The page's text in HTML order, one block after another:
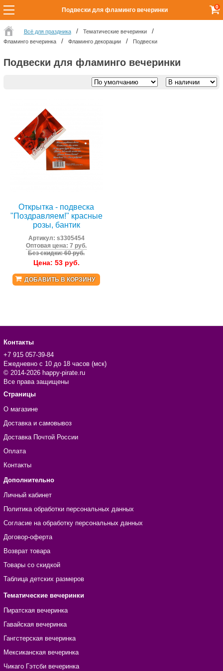
Всё для праздника
Тематические вечеринки
Фламинго вечеринка
Фламинго декорации Подвески
Подвески для фламинго вечеринки
Открытка - подвеска
"Поздравляем!" красные
розы, бантик
Артикул: s3305454
Оптовая цена: 7 руб.
Без скидки: 60 руб.
Цена: 53руб.
ДОБАВИТЬ В КОРЗИНУ
Контакты
+7 915 057-39-84
Ежедневно с 10 до 18 часов (мск)
© 2014-2026 happy-pirate.ru
Все права защищены
Страницы
О магазине
Доставка и самовывоз
Доставка Почтой России
Оплата
Контакты
Дополнительно
Личный кабинет
Политика обработки персональных данных
Согласие на обработку персональных данных
Договор-оферта
Возврат товара
Товары со скидкой
Таблица детских размеров
Тематические вечеринки
Пиратская вечеринка
Гавайская вечеринка
Гангстерская вечеринка
Мексиканская вечеринка
Чикаго Гэтсби вечеринка
Подвески для фламинго вечеринки 0